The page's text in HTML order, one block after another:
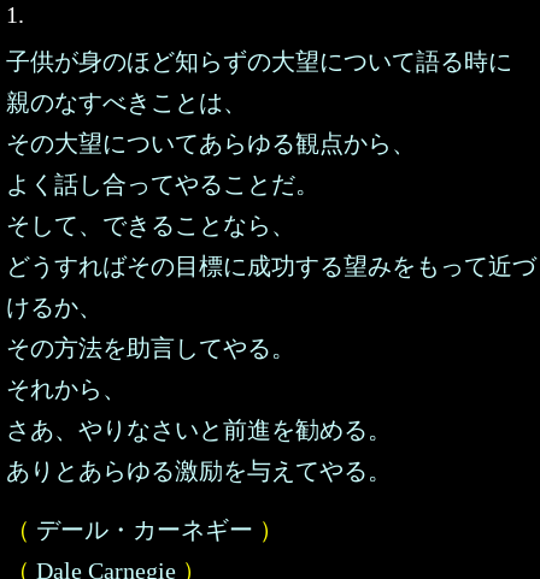
1.
子供が身のほど知らずの大望について語る時に
親のなすべきことは、
その大望についてあらゆる観点から、
よく話し合ってやることだ。
そして、できることなら、
どうすればその目標に成功する望みをもって近づ
けるか、
その方法を助言してやる。
それから、
さあ、やりなさいと前進を勧める。
ありとあらゆる激励を与えてやる。
（ デール・カーネギー ）
（ Dale Carnegie ）